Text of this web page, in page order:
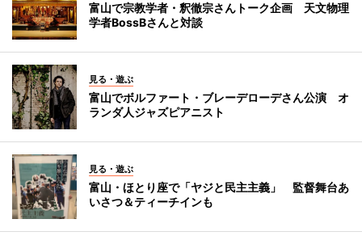
富山で宗教学者・釈徹宗さんトーク企画 天文物理
学者BossBさんと対談
見る・遊ぶ
富山でボルファート・ブレーデローデさん公演 オ
ランダ人ジャズピアニスト
見る・遊ぶ
富山・ほとり座で「ヤジと民主主義」 監督舞台あ
いさつ＆ティーチインも